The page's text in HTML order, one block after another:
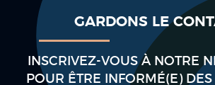
GARDONS LE
INSCRIVEZ-VOUS À NOTRE
POUR ÊTRE INFORMÉ(E)